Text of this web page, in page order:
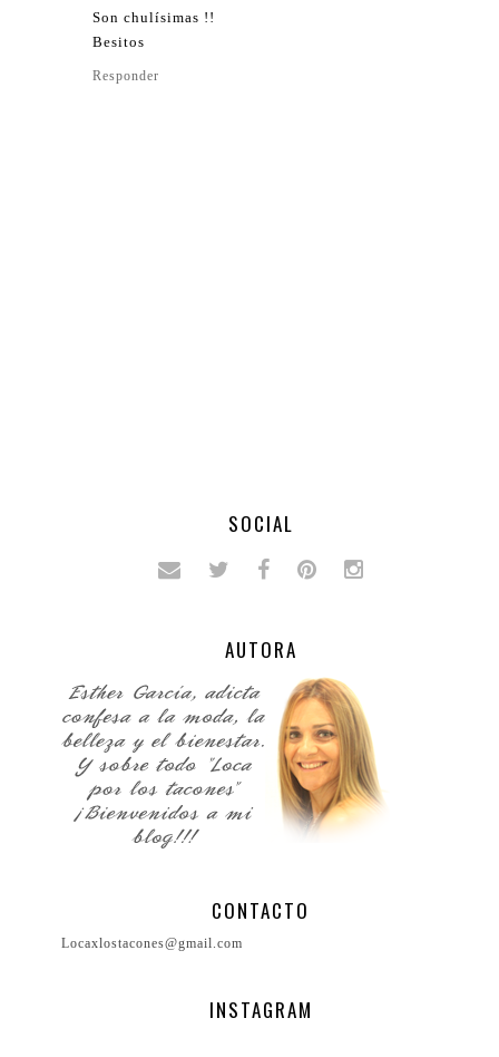
Son chulísimas !!
Besitos
Responder
SOCIAL
AUTORA
CONTACTO
Locaxlostacones@gmail.com
INSTAGRAM